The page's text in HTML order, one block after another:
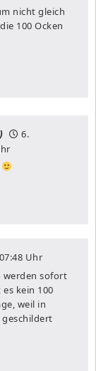
nicht gleich
100 Ocken
6.
Uhr
werden sofort
kein 100
weil in
geschildert